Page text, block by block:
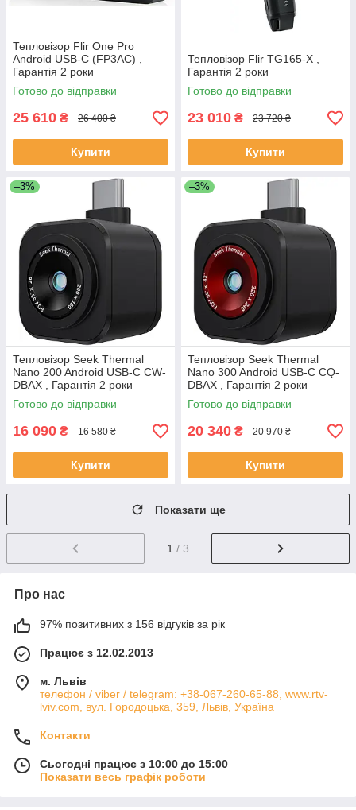
Тепловізор Flir One Pro
Android USB-C (FP3AC) ,
Гарантія 2 роки
Готово до відправки
25 610 ₴ 26 400 ₴
Купити
Тепловізор Flir TG165-X ,
Гарантія 2 роки
Готово до відправки
23 010 ₴ 23 720 ₴
Купити
–3%
Тепловізор Seek Thermal
Nano 200 Android USB-C CW-
DBAX , Гарантія 2 роки
Готово до відправки
16 090 ₴ 16 580 ₴
Купити
–3%
Тепловізор Seek Thermal
Nano 300 Android USB-C CQ-
DBAX , Гарантія 2 роки
Готово до відправки
20 340 ₴ 20 970 ₴
Купити
Показати ще
1 / 3
Про нас
97% позитивних з 156 відгуків за рік
Працює з 12.02.2013
м. Львів
телефон / viber / telegram: +38-067-260-65-88, www.rtv-
lviv.com, вул. Городоцька, 359, Львів, Україна
Контакти
Сьогодні працює з 10:00 до 15:00
Показати весь графік роботи